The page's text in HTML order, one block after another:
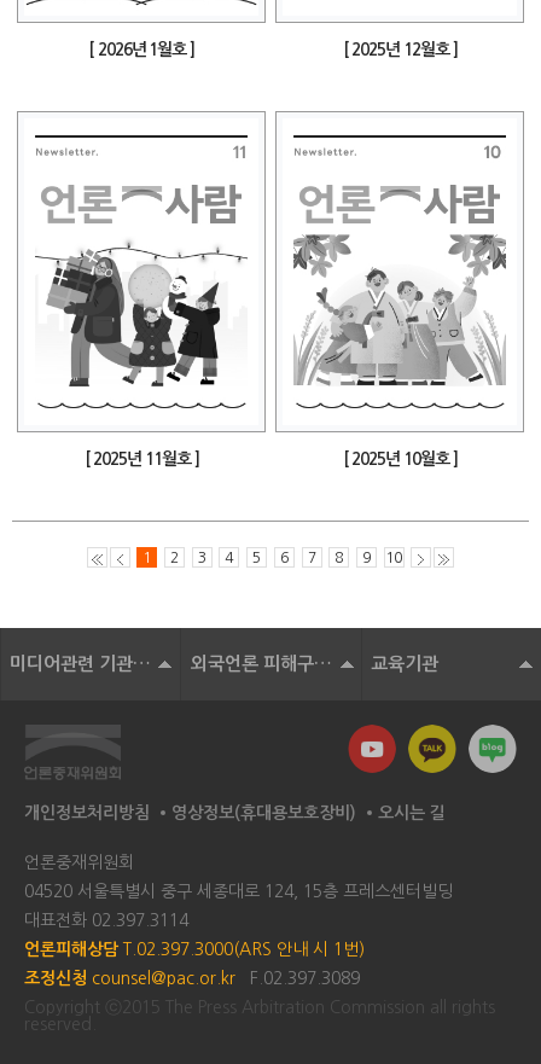
[ 2026년 1월호 ] [ 2025년 12월호 ]
[ 2025년 11월호 ] [ 2025년 10월호 ]
1 2 3 4 5 6 7 8 9 10
미디어관련 기관 및 단체 외국언론 피해구제기구 교육기관
개인정보처리방침 영상정보(휴대용보호장비) 오시는 길
언론중재위원회
04520 서울특별시 중구 세종대로 124, 15층 프레스센터빌딩
대표전화 02.397.3114
언론피해상담 T.02.397.3000(ARS 안내 시 1번)
조정신청 counsel@pac.or.kr
F.02.397.3089
Copyright ⓒ2015 The Press Arbitration Commission all rights
reserved.